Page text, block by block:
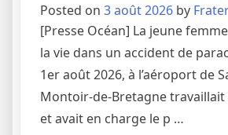
Posted on 3 août 2026 by
[Presse Océan] La jeune
la vie dans un accident de
1er août 2026, à l’aéroport de
Montoir-de-Bretagne
et avait en charge le p …